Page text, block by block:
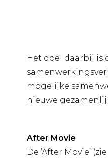
Het doel daarbij is
mogelijke
nieuwe
After Movie
De ‘After Movie’